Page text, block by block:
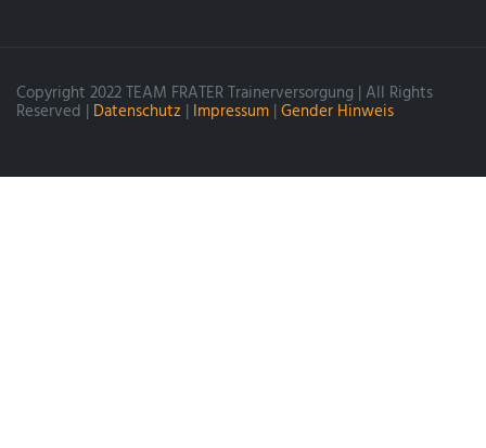
Copyright 2022 TEAM FRATER Trainerversorgung | All Rights
Reserved | Datenschutz | Impressum | Gender Hinweis